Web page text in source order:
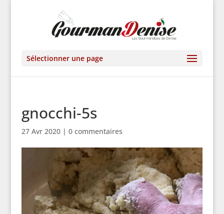
Sélectionner une page
gnocchi-5s
27 Avr 2020| 0 commentaires